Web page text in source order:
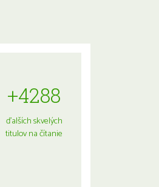
+4288
ďalších skvelých
titulov na čítanie